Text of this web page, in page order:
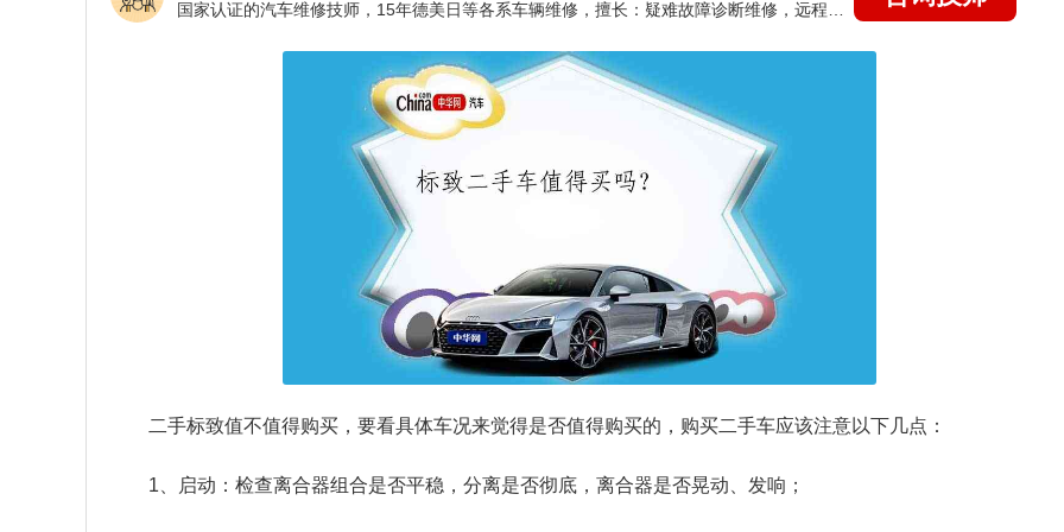
二手标致值不值得购买，要看具体车况来觉得是否值得购买的，购买二手车应该注意以下几点：
1、启动：检查离合器组合是否平稳，分离是否彻底，离合器是否晃动、发响；